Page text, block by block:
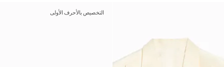
التخصيص بالأحرف الأولى